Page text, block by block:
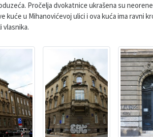
Pročelja dvokatnice ukrašena su
kuće u Mihanovićevoj ulici i ova kuća ima
vlasnika.